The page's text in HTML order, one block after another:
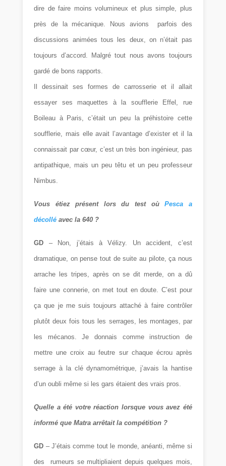
dire de faire moins volumineux et plus simple, plus
près de la mécanique. Nous avions parfois des
discussions animées tous les deux, on n’était pas
toujours d’accord. Malgré tout nous avons toujours
gardé de bons rapports.
Il dessinait ses formes de carrosserie et il allait
essayer ses maquettes à la soufflerie Effel, rue
Boileau à Paris, c’était un peu la préhistoire cette
soufflerie, mais elle avait l’avantage d’exister et il la
connaissait par cœur, c’est un très bon ingénieur, pas
antipathique, mais un peu têtu et un peu professeur
Nimbus.
Vous étiez présent lors du test où Pesca a
décollé avec la 640 ?
GD – Non, j’étais à Vélizy. Un accident, c’est
dramatique, on pense tout de suite au pilote, ça nous
arrache les tripes, après on se dit merde, on a dû
faire une connerie, on met tout en doute. C’est pour
ça que je me suis toujours attaché à faire contrôler
plutôt deux fois tous les serrages, les montages, par
les mécanos. Je donnais comme instruction de
mettre une croix au feutre sur chaque écrou après
serrage à la clé dynamométrique, j’avais la hantise
d’un oubli même si les gars étaient des vrais pros.
Quelle a été votre réaction lorsque vous avez été
informé que Matra arrêtait la compétition ?
GD – J’étais comme tout le monde, anéanti, même si
des rumeurs se multipliaient depuis quelques mois,